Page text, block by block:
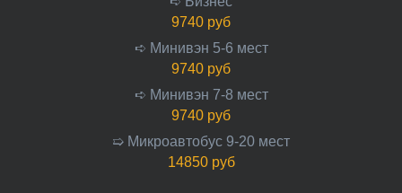
9740 руб
➪ Минивэн 5-6 мест
9740 руб
➪ Минивэн 7-8 мест
9740 руб
➯ Микроавтобус 9-20 мест
14850 руб